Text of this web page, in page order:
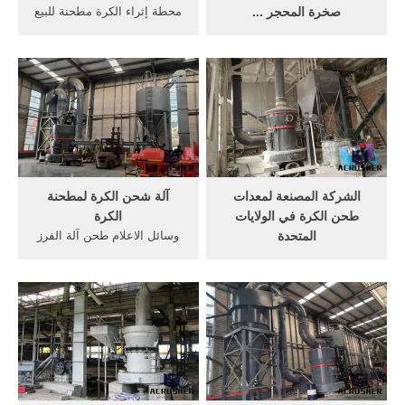
محطة إثراء الكرة مطحنة للبيع
بطبقة من النحاس أو الفضة ...
غم هي الشركة الرائدة
والرائدة مع المستوى الدولي
الأكثر تقدما في r & d، تصنيع
وبيع واسعة ...
صخرة المحجر ...
الكرة. الكرة مطحنة, اذهب
إلى:, داخل الفرن، لتتكون
المادة الأساسية والهامة في
إنتاج الإسمنت .
آلة شحن الكرة لمطحنة
الكرة
وسائل الاعلام طحن آلة الفرز
الكرة الذهب التعدين. وسائل
الاعلام طحن آلة الفرز للكرات
محطة الفحم المسحوق .
مطحنة الكرة أنواع وسائل .
الشركة المصنعة لمعدات
طحن الكرة في الولايات
المتحدة
الأمريكية. مستمرة المصنعين
مطحنة الكرة الولايات المتحدة,
تهتز الشاشة القماش الهند .
/7/24[Live Chat] الموردين
مطحنة الكرة في جنوب
أفريقيا. احصل على السعر